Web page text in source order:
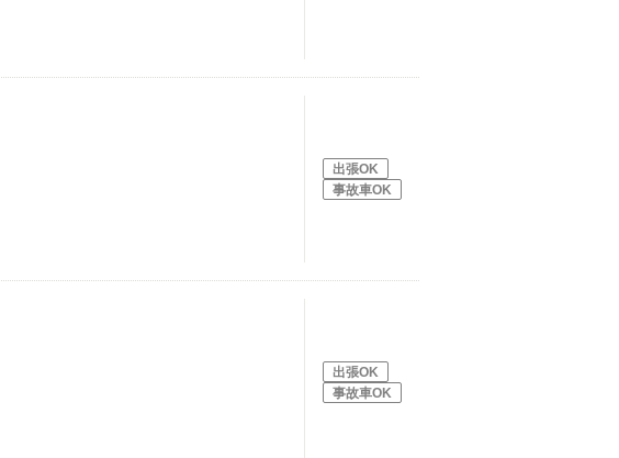
出張OK
事故車OK
出張OK
事故車OK